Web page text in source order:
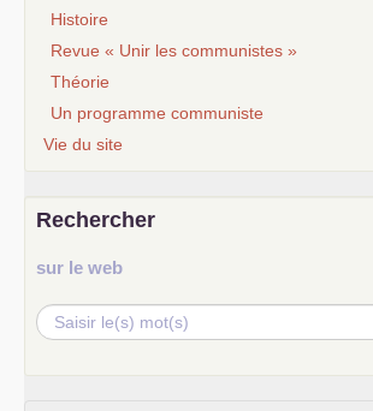
Histoire
Revue « Unir les communistes »
Théorie
Un programme communiste
Vie du site
Rechercher
sur le web